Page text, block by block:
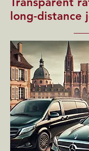
long-distance